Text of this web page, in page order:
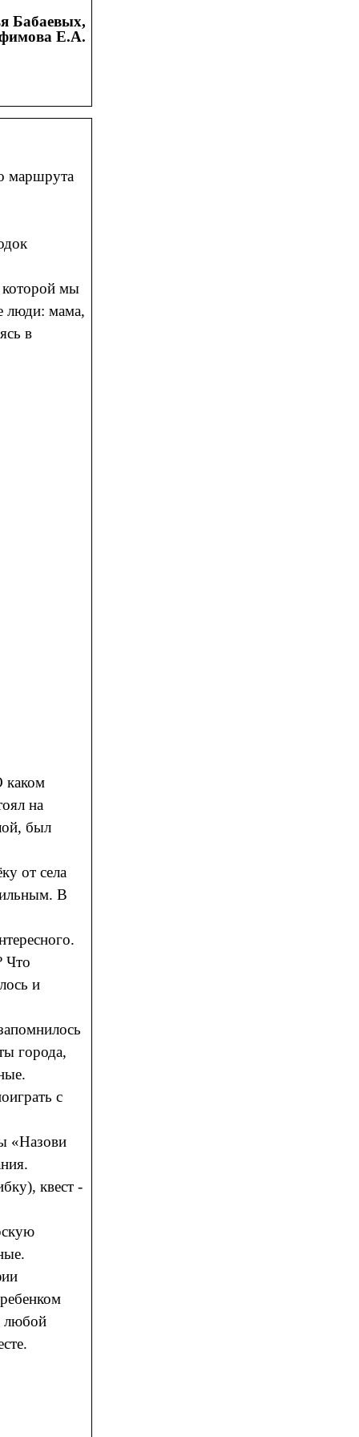
Бабаевых,
Е.А.
маршрута
которой мы
люди: мама,
в
каком
на
был
от села
В
Что
и
города,
с
«Назови
квест -
любой